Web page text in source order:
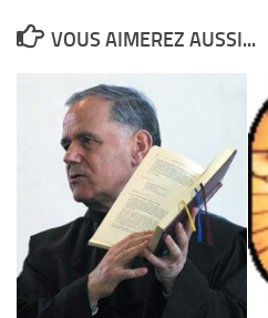
VOUS AIMEREZ AUSSI...